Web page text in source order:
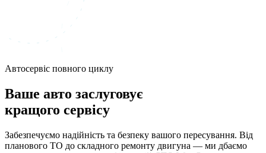
Автосервіс повного циклу
Ваше авто заслуговує
кращого сервісу
Забезпечуємо надійність та безпеку вашого пересування. Від
планового ТО до складного ремонту двигуна — ми дбаємо